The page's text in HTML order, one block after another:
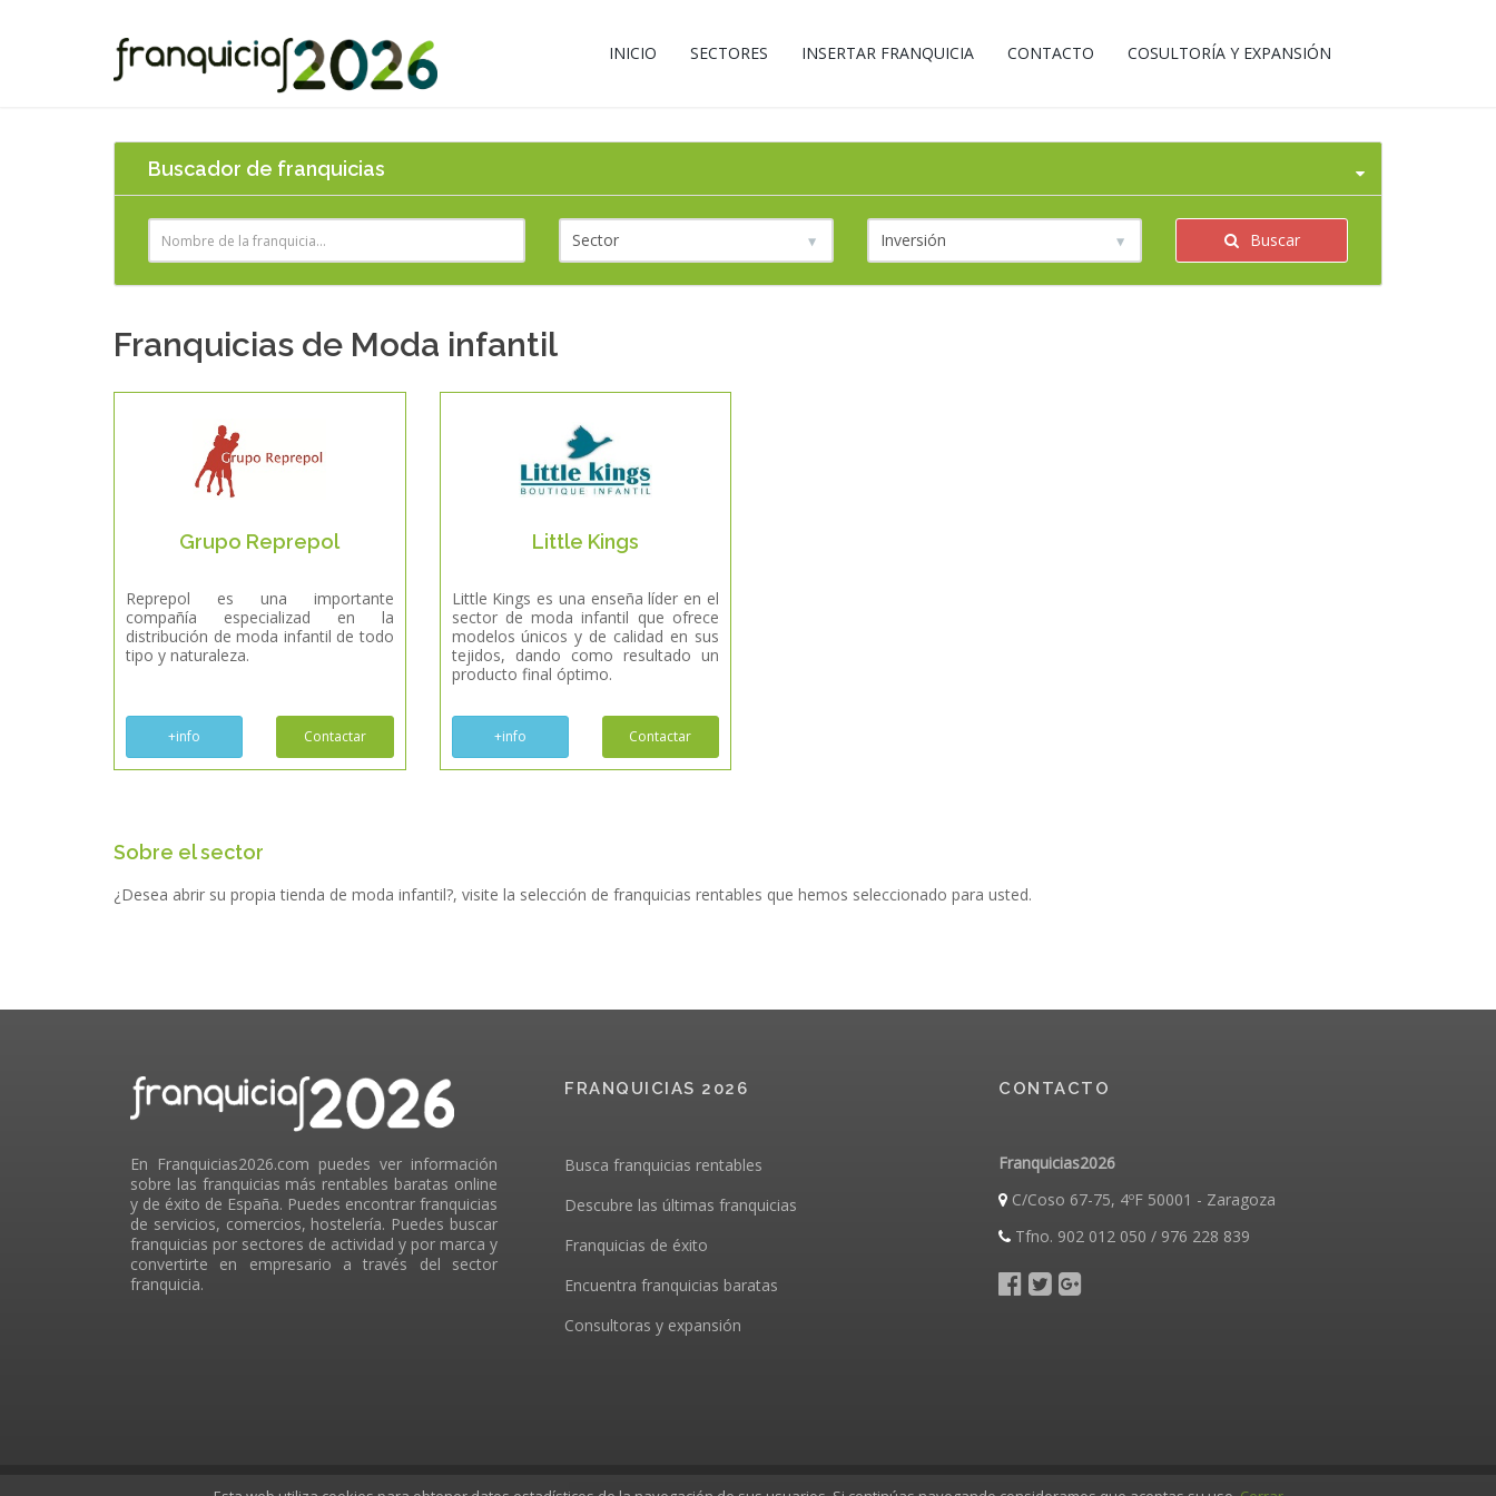
INICIO SECTORES INSERTAR FRANQUICIA CONTACTO COSULTORÍA Y EXPANSIÓN
Buscador de franquicias
Buscar
Franquicias de Moda infantil
Grupo Reprepol
Reprepol es una importante
compañía especializad en la
distribución de moda infantil de todo
tipo y naturaleza.
+info Contactar
Little Kings
Little Kings es una enseña líder en el
sector de moda infantil que ofrece
modelos únicos y de calidad en sus
tejidos, dando como resultado un
producto final óptimo.
+info Contactar
Sobre el sector
¿Desea abrir su propia tienda de moda infantil?, visite la selección de franquicias rentables que hemos seleccionado para usted.
En Franquicias2026.com puedes ver información
sobre las franquicias más rentables baratas online
y de éxito de España. Puedes encontrar franquicias
de servicios, comercios, hostelería. Puedes buscar
franquicias por sectores de actividad y por marca y
convertirte en empresario a través del sector
franquicia.
FRANQUICIAS 2026
Busca franquicias rentables
Descubre las últimas franquicias
Franquicias de éxito
Encuentra franquicias baratas
Consultoras y expansión
CONTACTO
Franquicias2026
C/Coso 67-75, 4ºF 50001 - Zaragoza
Tfno. 902 012 050 / 976 228 839